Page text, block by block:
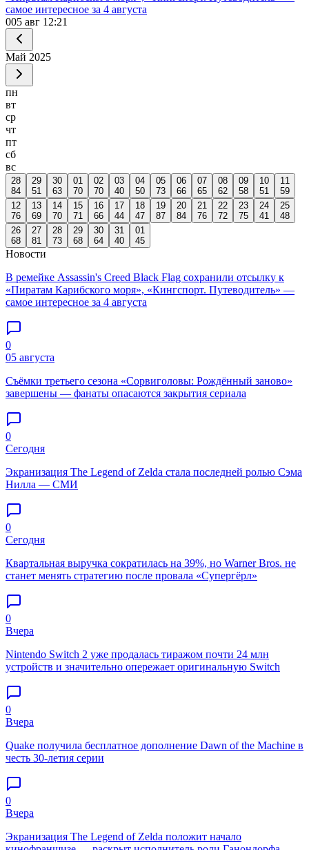
самое интересное за 4 августа
005 авг 12:21
Май 2025
пн
вт
ср
чт
пт
сб
вс
28
84
29
51
30
63
01
70
02
70
03
40
04
50
05
73
06
66
07
65
08
62
09
58
10
51
11
59
12
76
13
69
14
70
15
71
16
66
17
44
18
47
19
87
20
84
21
76
22
72
23
75
24
41
25
48
26
68
27
81
28
73
29
68
30
64
31
40
01
45
Новости
В ремейке Assassin's Creed Black Flag сохранили отсылку к
«Пиратам Карибского моря», «Кингспорт. Путеводитель» —
самое интересное за 4 августа
0
05 августа
Съёмки третьего сезона «Сорвиголовы: Рождённый заново»
завершены — фанаты опасаются закрытия сериала
0
Сегодня
Экранизация The Legend of Zelda стала последней ролью Сэма
Нилла — СМИ
0
Сегодня
Квартальная выручка сократилась на 39%, но Warner Bros. не
станет менять стратегию после провала «Супергёрл»
0
Вчера
Nintendo Switch 2 уже продалась тиражом почти 24 млн
устройств и значительно опережает оригинальную Switch
0
Вчера
Quake получила бесплатное дополнение Dawn of the Machine в
честь 30-летия серии
0
Вчера
Экранизация The Legend of Zelda положит начало